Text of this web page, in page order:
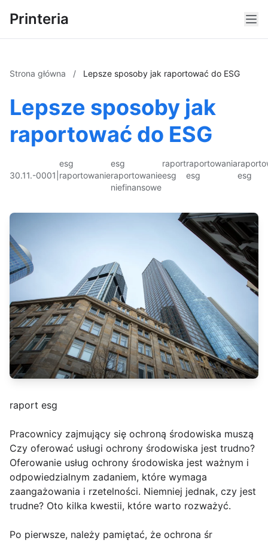
Printeria
Strona główna / Lepsze sposoby jak raportować do ESG
Lepsze sposoby jak
raportować do ESG
30.11.-0001
esg
raportowanie
esg
raportowanie
niefinansowe
raport
esg
raportowania
esg
esg
raport esg
Pracownicy zajmujący się ochroną środowiska muszą
Czy oferować usługi ochrony środowiska jest trudno?
Oferowanie usług ochrony środowiska jest ważnym i
odpowiedzialnym zadaniem, które wymaga
zaangażowania i rzetelności. Niemniej jednak, czy jest
trudne? Oto kilka kwestii, które warto rozważyć.
Po pierwsze, należy pamiętać, że ochrona śr